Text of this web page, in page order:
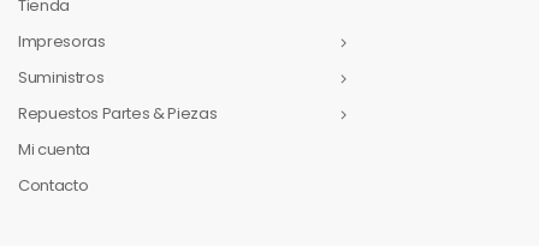
Tienda
Impresoras
Suministros
Repuestos Partes & Piezas
Mi cuenta
Contacto